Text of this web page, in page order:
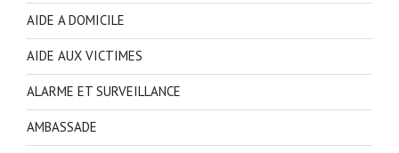
AIDE A DOMICILE
AIDE AUX VICTIMES
ALARME ET SURVEILLANCE
AMBASSADE